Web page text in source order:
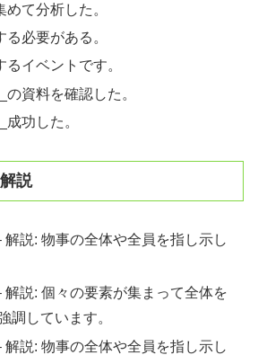
めて分析した。
必要がある。
るイベントです。
資料を確認した。
功した。
説
解説: 物事の全体や全員を指し示し
解説: 個々の要素が集まって全体を
調しています。
解説: 物事の全体や全員を指し示し